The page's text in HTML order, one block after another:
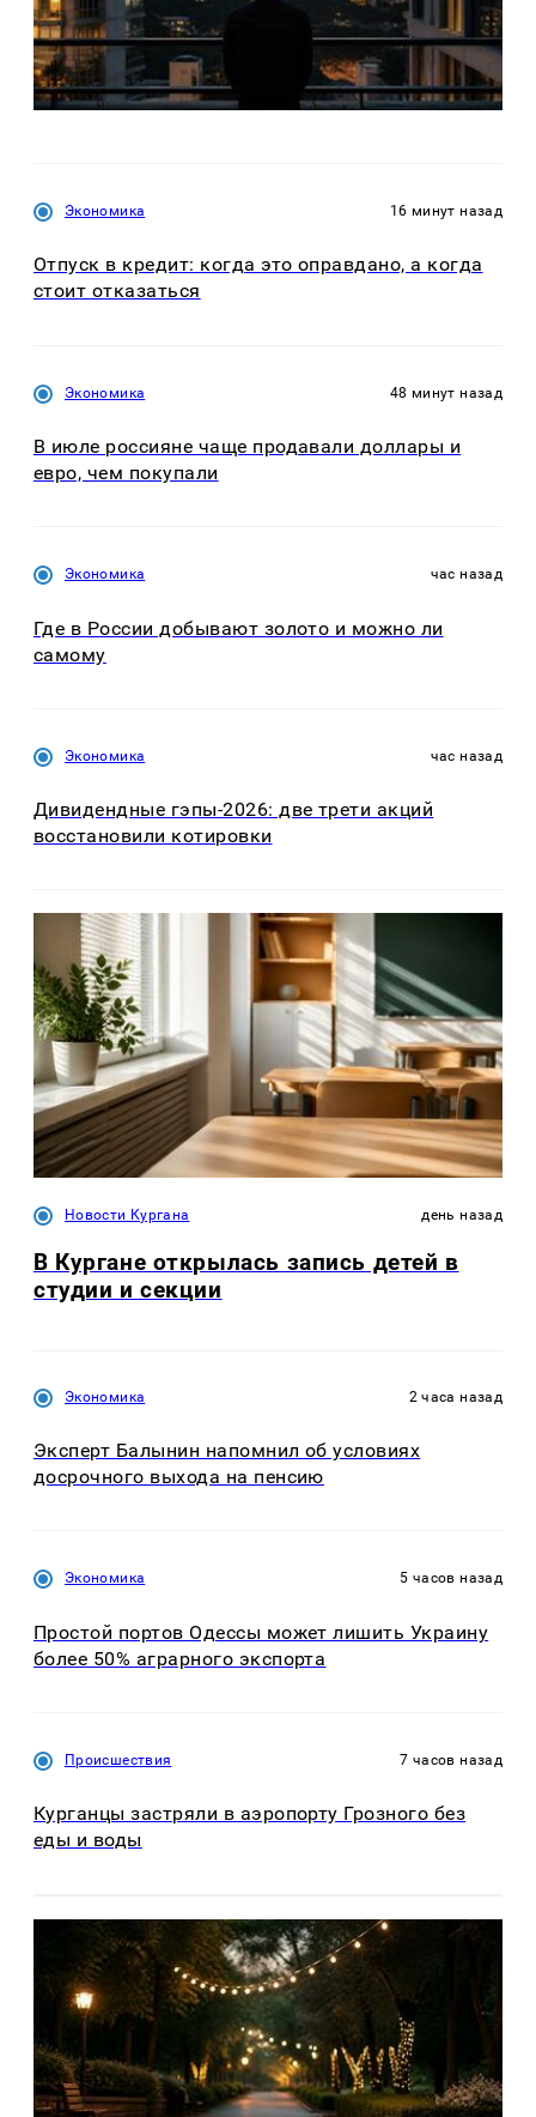
Экономика 16 минут назад
Отпуск в кредит: когда это оправдано, а когда
стоит отказаться
Экономика 48 минут назад
В июле россияне чаще продавали доллары и
евро, чем покупали
Экономика час назад
Где в России добывают золото и можно ли
самому
Экономика час назад
Дивидендные гэпы-2026: две трети акций
восстановили котировки
Новости Кургана день назад
В Кургане открылась запись детей в
студии и секции
Экономика 2 часа назад
Эксперт Балынин напомнил об условиях
досрочного выхода на пенсию
Экономика 5 часов назад
Простой портов Одессы может лишить Украину
более 50% аграрного экспорта
Происшествия 7 часов назад
Курганцы застряли в аэропорту Грозного без
еды и воды